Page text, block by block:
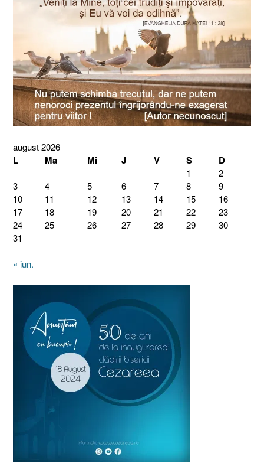
august 2026
L Ma Mi J V S D
1
2
3
4 5 6 7 8
9
10
11 12 13 14 15
16
17
18 19 20 21 22
23
24
25 26 27 28 29
30
31
« iun.